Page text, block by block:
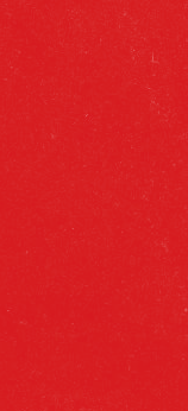
con más
único y
encuentran
tierra de
original de